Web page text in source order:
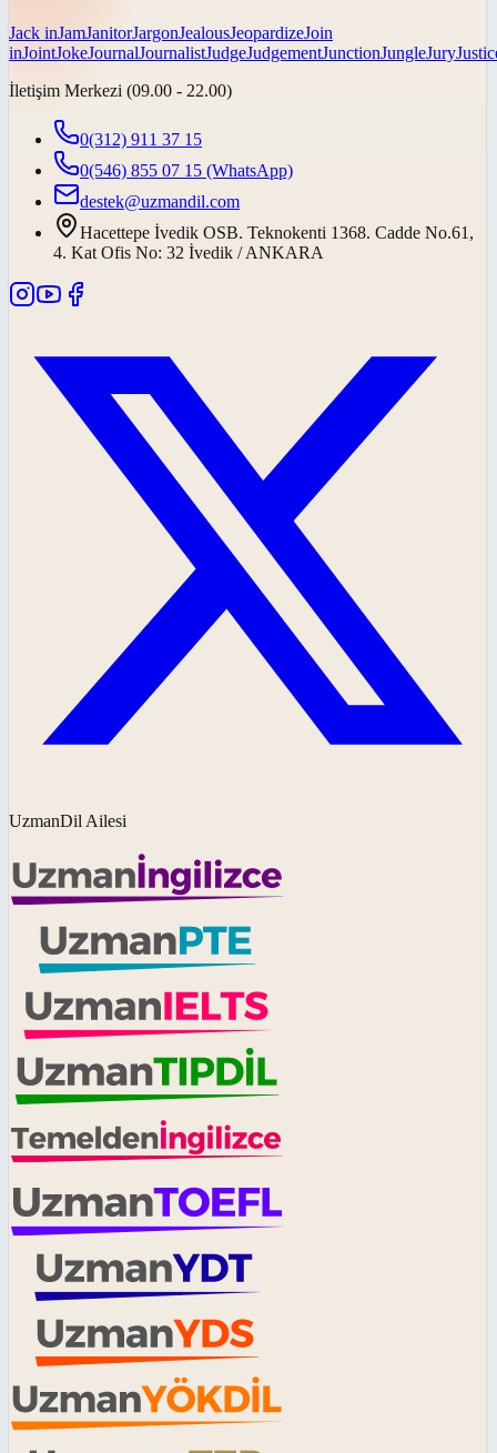
Jack inJamJanitorJargonJealousJeopardizeJoin
inJointJokeJournalJournalistJudgeJudgementJunctionJungleJury
İletişim Merkezi (09.00 - 22.00)
0(312) 911 37 15
0(546) 855 07 15 (WhatsApp)
destek@uzmandil.com
Hacettepe İvedik OSB. Teknokenti 1368. Cadde No.61,
4. Kat Ofis No: 32 İvedik / ANKARA
UzmanDil Ailesi